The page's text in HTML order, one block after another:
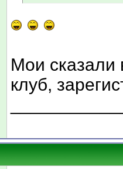
Мои сказали
клуб,